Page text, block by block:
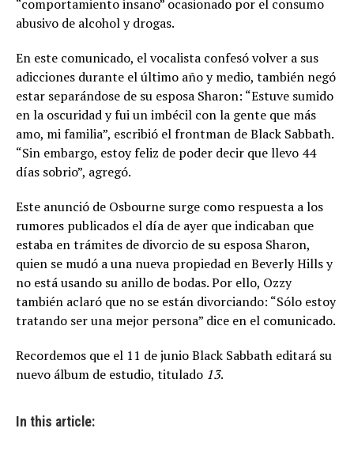
“comportamiento insano” ocasionado por el consumo
abusivo de alcohol y drogas.
En este comunicado, el vocalista confesó volver a sus
adicciones durante el último año y medio, también negó
estar separándose de su esposa Sharon: “Estuve sumido
en la oscuridad y fui un imbécil con la gente que más
amo, mi familia”, escribió el frontman de Black Sabbath.
“Sin embargo, estoy feliz de poder decir que llevo 44
días sobrio”, agregó.
Este anunció de Osbourne surge como respuesta a los
rumores publicados el día de ayer que indicaban que
estaba en trámites de divorcio de su esposa Sharon,
quien se mudó a una nueva propiedad en Beverly Hills y
no está usando su anillo de bodas. Por ello, Ozzy
también aclaró que no se están divorciando: “Sólo estoy
tratando ser una mejor persona” dice en el comunicado.
Recordemos que el 11 de junio Black Sabbath editará su
nuevo álbum de estudio, titulado 13.
In this article: